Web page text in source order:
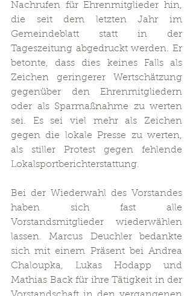
Nachrufen für Ehrenmitglieder hin,
die seit dem letzten Jahr im
Gemeindeblatt statt in der
Tageszeitung abgedruckt werden. Er
betonte, dass dies keines Falls als
Zeichen geringerer Wertschätzung
gegenüber den Ehrenmitgliedern
oder als Sparmaßnahme zu werten
sei. Es sei viel mehr als Zeichen
gegen die lokale Presse zu werten,
als stiller Protest gegen fehlende
Lokalsportberichterstattung.
Bei der Wiederwahl des Vorstandes
haben sich fast alle
Vorstandsmitglieder wiederwählen
lassen. Marcus Deuchler bedankte
sich mit einem Präsent bei Andrea
Chaloupka, Lukas Hodapp und
Mathias Back für ihre Tätigkeit in der